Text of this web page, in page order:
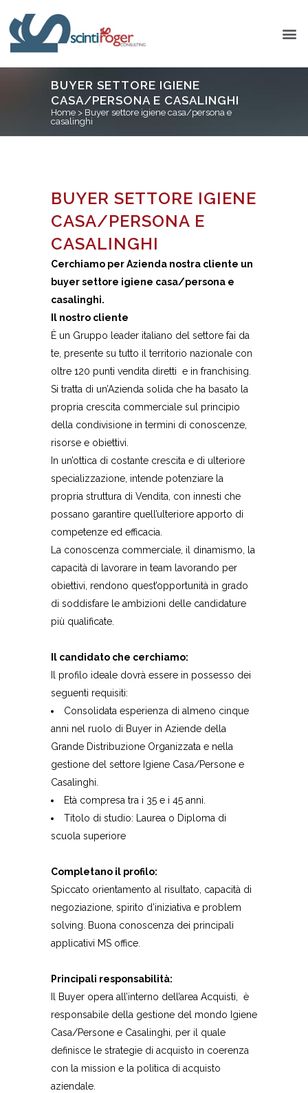
BUYER SETTORE IGIENE
CASA/PERSONA E CASALINGHI
Home > Buyer settore igiene casa/persona e
casalinghi
BUYER SETTORE IGIENE
CASA/PERSONA E
CASALINGHI
Cerchiamo per Azienda nostra cliente un
buyer settore igiene casa/persona e
casalinghi.
Il nostro cliente
È un Gruppo leader italiano del settore fai da
te, presente su tutto il territorio nazionale con
oltre 120 punti vendita diretti e in franchising.
Si tratta di un’Azienda solida che ha basato la
propria crescita commerciale sul principio
della condivisione in termini di conoscenze,
risorse e obiettivi.
In un’ottica di costante crescita e di ulteriore
specializzazione, intende potenziare la
propria struttura di Vendita, con innesti che
possano garantire quell’ulteriore apporto di
competenze ed efficacia.
La conoscenza commerciale, il dinamismo, la
capacità di lavorare in team lavorando per
obiettivi, rendono quest’opportunità in grado
di soddisfare le ambizioni delle candidature
più qualificate.
Il candidato che cerchiamo:
Il profilo ideale dovrà essere in possesso dei
seguenti requisiti:
Consolidata esperienza di almeno cinque
anni nel ruolo di Buyer in Aziende della
Grande Distribuzione Organizzata e nella
gestione del settore Igiene Casa/Persone e
Casalinghi.
Età compresa tra i 35 e i 45 anni.
Titolo di studio: Laurea o Diploma di
scuola superiore
Completano il profilo:
Spiccato orientamento al risultato, capacità di
negoziazione, spirito d’iniziativa e problem
solving. Buona conoscenza dei principali
applicativi MS office.
Principali responsabilità:
Il Buyer opera all’interno dell’area Acquisti, è
responsabile della gestione del mondo Igiene
Casa/Persone e Casalinghi, per il quale
definisce le strategie di acquisto in coerenza
con la mission e la politica di acquisto
aziendale.